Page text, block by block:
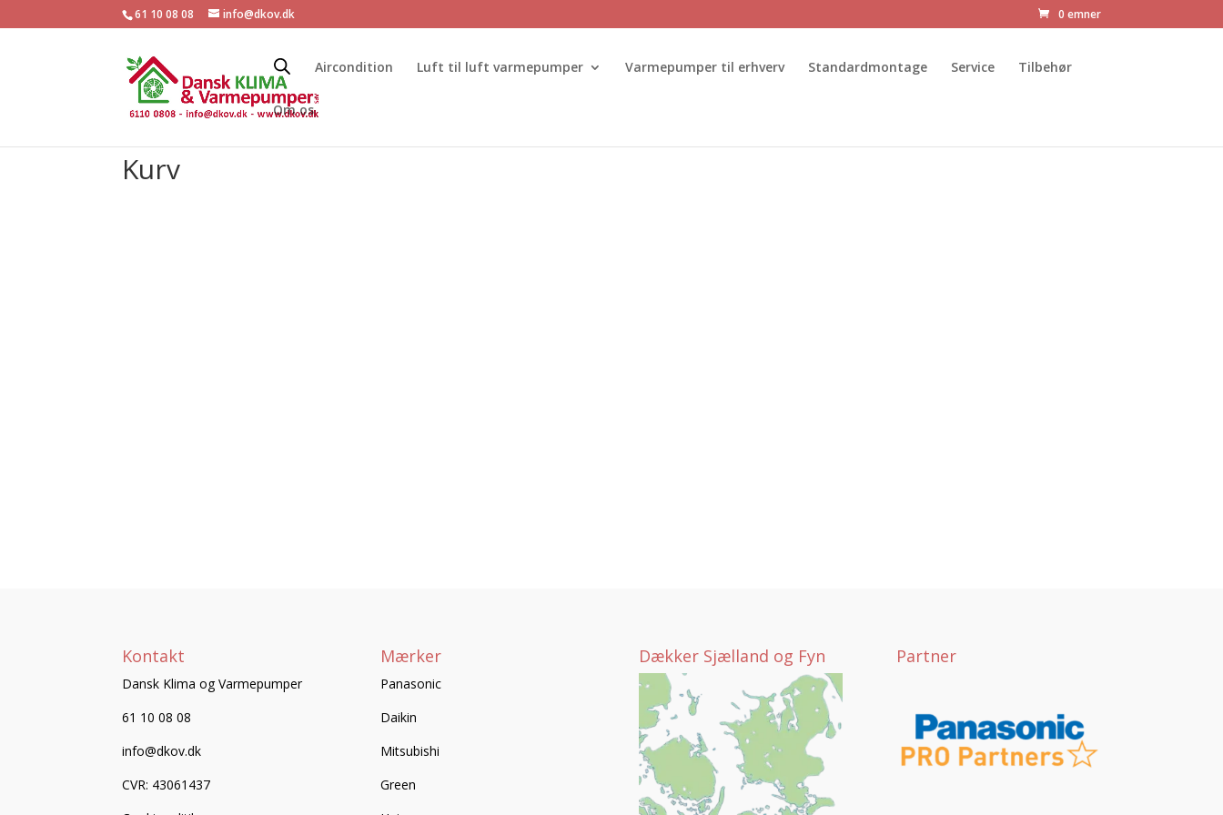
61 10 08 08 info@dkov.dk 0 emner
Aircondition Luft til luft varmepumper Varmepumper til erhverv Standardmontage Service Tilbehør
Om os
Kurv
Kontakt
Dansk Klima og Varmepumper
61 10 08 08
info@dkov.dk
CVR: 43061437
Mærker
Panasonic
Daikin
Mitsubishi
Green
Dækker Sjælland og Fyn Partner